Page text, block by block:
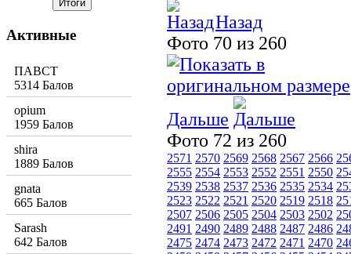
Назад
Фото 70 из 260
Дальше
Фото 72 из 260
2571 2570 2569 2568 2567 2566
2555 2554 2553 2552 2551 2550
2539 2538 2537 2536 2535 2534
2523 2522 2521 2520 2519 2518
2507 2506 2505 2504 2503 2502
2491 2490 2489 2488 2487 2486
2475 2474 2473 2472 2471 2470
Активные
ПАВСТ
5314 Балов
opium
1959 Балов
shira
1889 Балов
gnata
665 Балов
Sarash
642 Балов